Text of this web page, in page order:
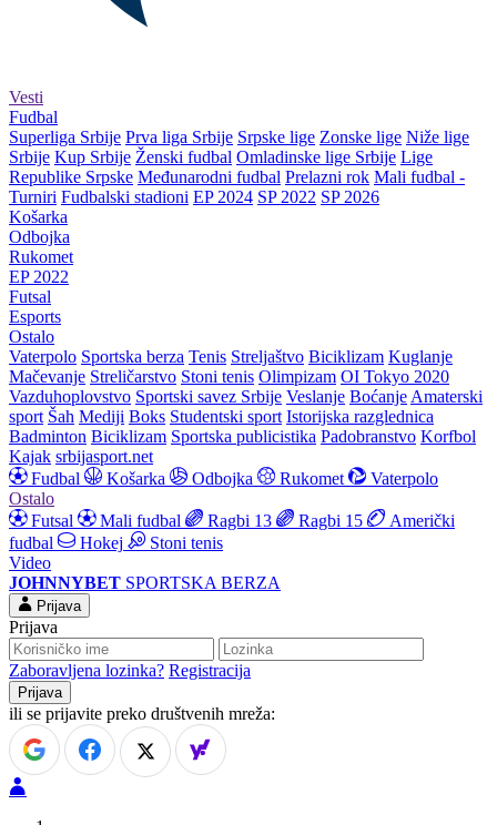
Vesti
Fudbal
Superliga Srbije Prva liga Srbije Srpske lige Zonske lige Niže lige
Srbije Kup Srbije Ženski fudbal Omladinske lige Srbije Lige
Republike Srpske Međunarodni fudbal Prelazni rok Mali fudbal -
Turniri Fudbalski stadioni EP 2024 SP 2022 SP 2026
Košarka
Odbojka
Rukomet
EP 2022
Futsal
Esports
Ostalo
Vaterpolo Sportska berza Tenis Streljaštvo Biciklizam Kuglanje
Mačevanje Streličarstvo Stoni tenis Olimpizam OI Tokyo 2020
Vazduhoplovstvo Sportski savez Srbije Veslanje Boćanje Amaterski
sport Šah Mediji Boks Studentski sport Istorijska razglednica
Badminton Biciklizam Sportska publicistika Padobranstvo Korfbol
Kajak srbijasport.net
Fudbal
Košarka Odbojka Rukomet
Vaterpolo
Ostalo
Futsal
Mali fudbal Ragbi 13 Ragbi 15
Američki
fudbal
Hokej
Stoni tenis
Video
JOHNNYBET SPORTSKA BERZA
Prijava
Prijava
Zaboravljena lozinka? Registracija
ili se prijavite preko društvenih mreža: